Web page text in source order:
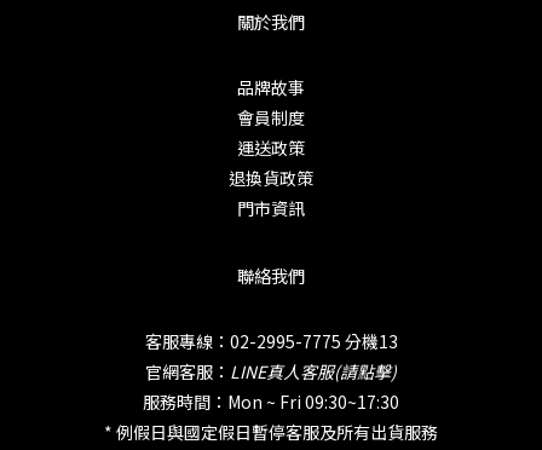
關於我們
品牌故事
會員制度
運送政策
退換貨政策
門市資訊
聯絡我們
客服專線：02-2995-7775 分機13
官網客服： LINE真人客服(請點擊)
服務時間：Mon ~ Fri 09:30~17:30
* 例假日與國定假日暫停客服及所有出貨服務